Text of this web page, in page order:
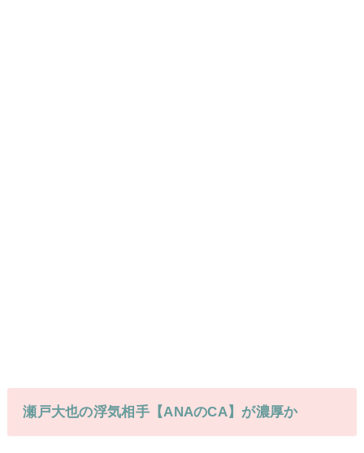
瀬戸大也の浮気相手【ANAのCA】が濃厚か